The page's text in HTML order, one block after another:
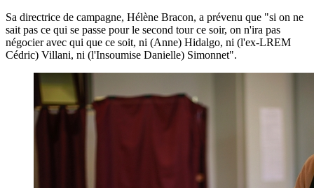
Sa directrice de campagne, Hélène Bracon, a prévenu que "si on ne
sait pas ce qui se passe pour le second tour ce soir, on n'ira pas
négocier avec qui que ce soit, ni (Anne) Hidalgo, ni (l'ex-LREM
Cédric) Villani, ni (l'Insoumise Danielle) Simonnet".